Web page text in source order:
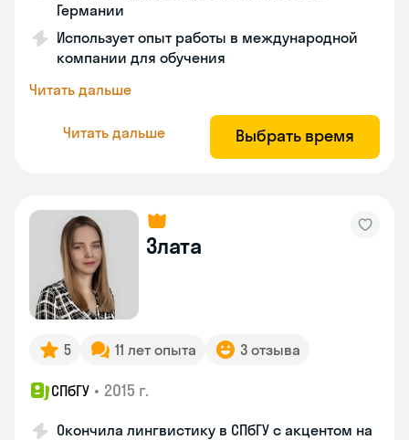
Германии
Использует опыт работы в международной
компании для обучения
Читать дальше
Читать дальше Выбрать время
Злата
5 11 лет опыта 3 отзыва
СПбГУ • 2015 г.
Окончила лингвистику в СПбГУ с акцентом на